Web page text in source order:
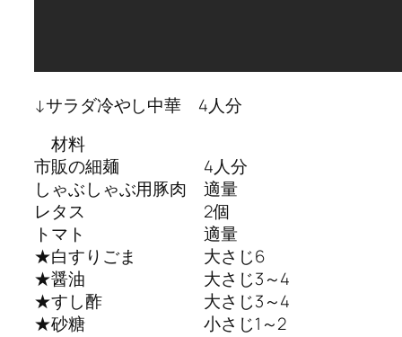
↓サラダ冷やし中華 4人分
材料
市販の細麺 4人分
しゃぶしゃぶ用豚肉 適量
レタス 2個
トマト 適量
★白すりごま 大さじ6
★醤油 大さじ3～4
★すし酢 大さじ3～4
★砂糖 小さじ1～2